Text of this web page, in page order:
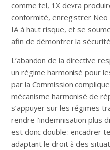
comme tel, 1X devra
conformité, enregistrer Neo
IA à haut risque, et se
afin de démontrer la
L’abandon de la directive
un régime harmonisé pour
par la Commission
mécanisme harmonisé de
s’appuyer sur les régimes
rendre l’indemnisation plus
est donc double : encadrer
adaptant le droit à des